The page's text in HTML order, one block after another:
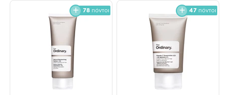
78 πόντοι 47 πόντοι